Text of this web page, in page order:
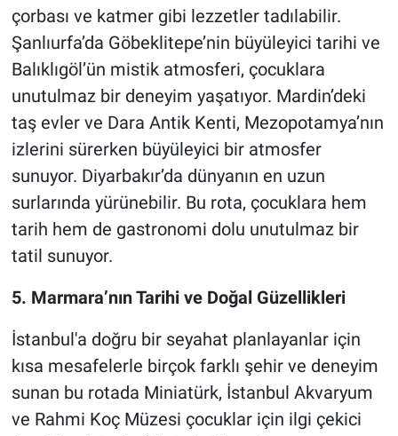
çorbası ve katmer gibi lezzetler tadılabilir.
Şanlıurfa’da Göbeklitepe’nin büyüleyici tarihi ve
Balıklıgöl’ün mistik atmosferi, çocuklara
unutulmaz bir deneyim yaşatıyor. Mardin’deki
taş evler ve Dara Antik Kenti, Mezopotamya’nın
izlerini sürerken büyüleyici bir atmosfer
sunuyor. Diyarbakır’da dünyanın en uzun
surlarında yürünebilir. Bu rota, çocuklara hem
tarih hem de gastronomi dolu unutulmaz bir
tatil sunuyor.
5. Marmara’nın Tarihi ve Doğal Güzellikleri
İstanbul'a doğru bir seyahat planlayanlar için
kısa mesafelerle birçok farklı şehir ve deneyim
sunan bu rotada Miniatürk, İstanbul Akvaryum
ve Rahmi Koç Müzesi çocuklar için ilgi çekici